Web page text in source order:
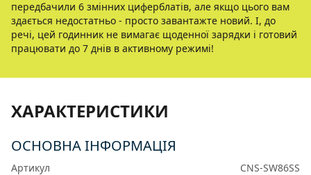
передбачили 6 змінних циферблатів, але якщо цього вам
здається недостатньо - просто завантажте новий. І, до
речі, цей годинник не вимагає щоденної зарядки і готовий
працювати до 7 днів в активному режимі!
ХАРАКТЕРИСТИКИ
ОСНОВНА ІНФОРМАЦІЯ
Артикул
CNS-SW86SS